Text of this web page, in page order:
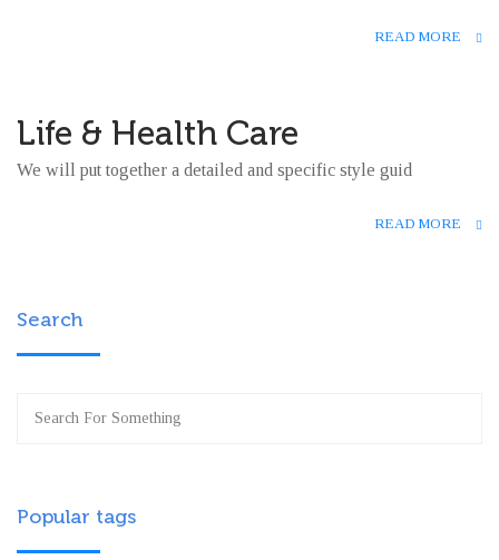
READ MORE
28
Life & Health Care
We will put together a detailed and specific style guid
READ MORE
Search
Popular tags